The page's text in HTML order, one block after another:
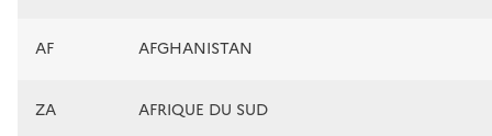
AF AFGHANISTAN
ZA AFRIQUE DU SUD